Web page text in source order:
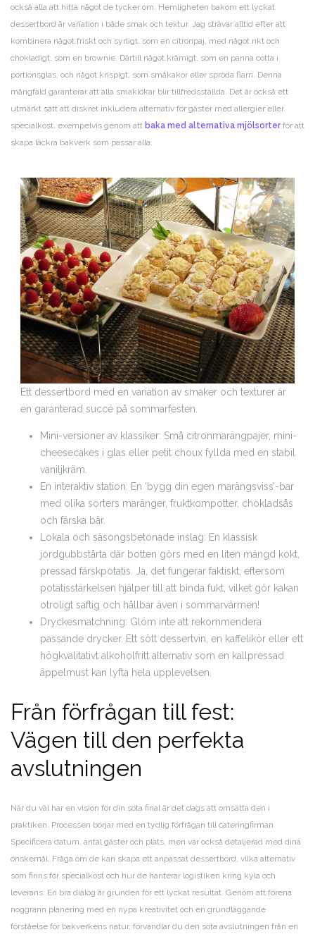
också alla att hitta något de tycker om. Hemligheten bakom ett lyckat
dessertbord är variation i både smak och textur. Jag strävar alltid efter att
kombinera något friskt och syrligt, som en citronpaj, med något rikt och
chokladigt, som en brownie. Därtill något krämigt, som en panna cotta i
portionsglas, och något krispigt, som småkakor eller spröda flarn. Denna
mångfald garanterar att alla smaklökar blir tillfredsställda. Det är också ett
utmärkt sätt att diskret inkludera alternativ för gäster med allergier eller
specialkost, exempelvis genom att baka med alternativa mjölsorterför att
skapa läckra bakverk som passar alla.
Ett dessertbord med en variation av smaker och texturer är
en garanterad succé på sommarfesten.
Mini-versioner av klassiker: Små citronmarängpajer, mini-
cheesecakes i glas eller petit choux fyllda med en stabil
vaniljkräm.
En interaktiv station: En ‘bygg din egen marängsviss’-bar
med olika sorters maränger, fruktkompotter, chokladsås
och färska bär.
Lokala och säsongsbetonade inslag: En klassisk
jordgubbstårta där botten görs med en liten mängd kokt,
pressad färskpotatis. Ja, det fungerar faktiskt, eftersom
potatisstärkelsen hjälper till att binda fukt, vilket gör kakan
otroligt saftig och hållbar även i sommarvärmen!
Dryckesmatchning: Glöm inte att rekommendera
passande drycker. Ett sött dessertvin, en kaffelikör eller ett
högkvalitativt alkoholfritt alternativ som en kallpressad
äppelmust kan lyfta hela upplevelsen.
Från förfrågan till fest:
Vägen till den perfekta
avslutningen
När du väl har en vision för din söta final är det dags att omsätta den i
praktiken. Processen börjar med en tydlig förfrågan till cateringfirman.
Specificera datum, antal gäster och plats, men var också detaljerad med dina
önskemål. Fråga om de kan skapa ett anpassat dessertbord, vilka alternativ
som finns för specialkost och hur de hanterar logistiken kring kyla och
leverans. En bra dialog är grunden för ett lyckat resultat. Genom att förena
noggrann planering med en nypa kreativitet och en grundläggande
förståelse för bakverkens natur, förvandlar du den söta avslutningen från en